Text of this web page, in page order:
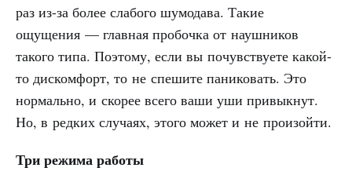
раз из-за более слабого шумодава. Такие
ощущения — главная пробочка от наушников
такого типа. Поэтому, если вы почувствуете какой-
то дискомфорт, то не спешите паниковать. Это
нормально, и скорее всего ваши уши привыкнут.
Но, в редких случаях, этого может и не произойти.
Три режима работы